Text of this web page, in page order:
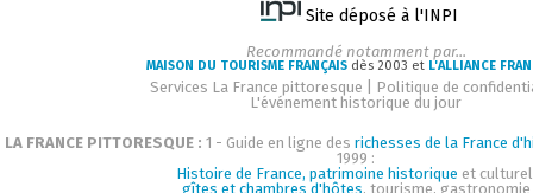
Site déposé à l'INPI
Recommandé notamment par...
MAISON DU TOURISME FRANÇAIS dès 2003 et L'ALLIANCE
Services La France pittoresque
Politique de
L'événement historique du jour
LA FRANCE PITTORESQUE : 1 - Guide en ligne des richesses de la France
1999 :
Histoire de France, patrimoine historique et
gîtes et chambres d'hôtes, tourisme, gastronomie